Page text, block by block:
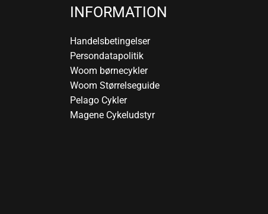
INFORMATION
Handelsbetingelser
Persondatapolitik
Woom børnecykler
Woom Størrelseguide
Pelago Cykler
Magene Cykeludstyr